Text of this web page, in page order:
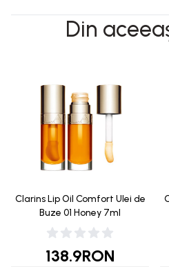
Din
Clarins Lip Oil Comfort Ulei de
Buze 01 Honey 7ml
138.9RON